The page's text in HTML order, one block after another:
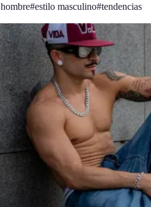
#estilo masculino#tendencias